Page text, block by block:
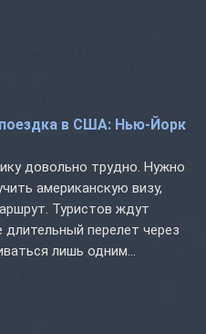
в США: Нью-Йорк
довольно трудно. Нужно
американскую визу,
Туристов ждут
перелет через
лишь одним...